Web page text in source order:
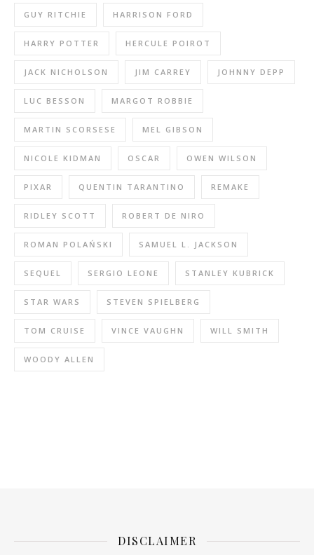
GUY RITCHIE HARRISON FORD
HARRY POTTER HERCULE POIROT
JACK NICHOLSON JIM CARREY JOHNNY DEPP
LUC BESSON MARGOT ROBBIE
MARTIN SCORSESE MEL GIBSON
NICOLE KIDMAN OSCAR OWEN WILSON
PIXAR QUENTIN TARANTINO REMAKE
RIDLEY SCOTT ROBERT DE NIRO
ROMAN POLAŃSKI SAMUEL L. JACKSON
SEQUEL SERGIO LEONE STANLEY KUBRICK
STAR WARS STEVEN SPIELBERG
TOM CRUISE VINCE VAUGHN WILL SMITH
WOODY ALLEN
DISCLAIMER